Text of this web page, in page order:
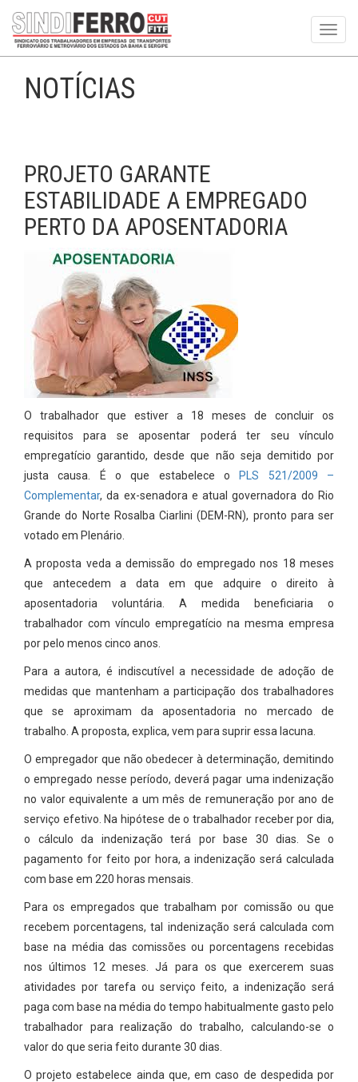
NOTÍCIAS
PROJETO GARANTE
ESTABILIDADE A EMPREGADO
PERTO DA APOSENTADORIA
O trabalhador que estiver a 18 meses de concluir os
requisitos para se aposentar poderá ter seu vínculo
empregatício garantido, desde que não seja demitido por
justa causa. É o que estabelece o
PLS 521/2009 –
Complementar, da ex-senadora e atual governadora do Rio
Grande do Norte Rosalba Ciarlini (DEM-RN), pronto para ser
votado em Plenário.
A proposta veda a demissão do empregado nos 18 meses
que antecedem a data em que adquire o direito à
aposentadoria voluntária. A medida beneficiaria o
trabalhador com vínculo empregatício na mesma empresa
por pelo menos cinco anos.
Para a autora, é indiscutível a necessidade de adoção de
medidas que mantenham a participação dos trabalhadores
que se aproximam da aposentadoria no mercado de
trabalho. A proposta, explica, vem para suprir essa lacuna.
O empregador que não obedecer à determinação, demitindo
o empregado nesse período, deverá pagar uma indenização
no valor equivalente a um mês de remuneração por ano de
serviço efetivo. Na hipótese de o trabalhador receber por dia,
o cálculo da indenização terá por base 30 dias. Se o
pagamento for feito por hora, a indenização será calculada
com base em 220 horas mensais.
Para os empregados que trabalham por comissão ou que
recebem porcentagens, tal indenização será calculada com
base na média das comissões ou porcentagens recebidas
nos últimos 12 meses. Já para os que exercerem suas
atividades por tarefa ou serviço feito, a indenização será
paga com base na média do tempo habitualmente gasto pelo
trabalhador para realização do trabalho, calculando-se o
valor do que seria feito durante 30 dias.
O projeto estabelece ainda que, em caso de despedida por